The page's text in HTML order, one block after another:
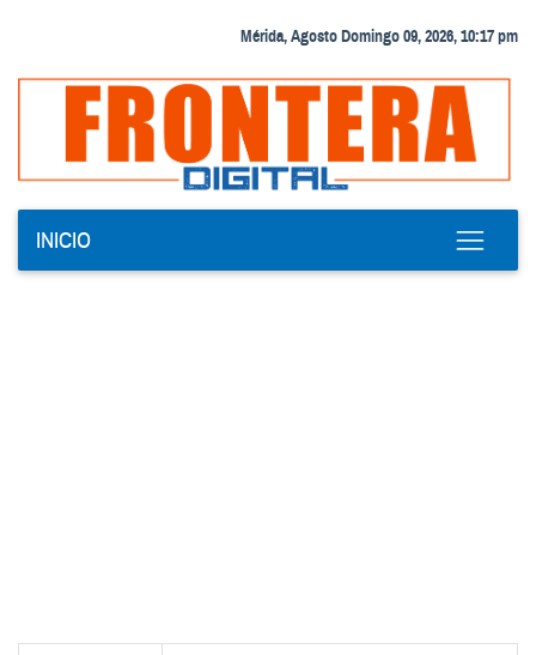
Mérida, Agosto Domingo 09, 2026, 10:17 pm
INICIO